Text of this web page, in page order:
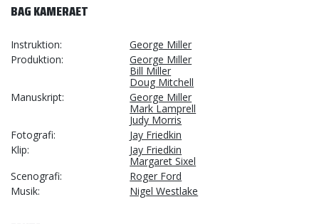
BAG KAMERAET
Instruktion
George Miller
Produktion
George Miller
Bill Miller
Doug Mitchell
Manuskript
George Miller
Mark Lamprell
Judy Morris
Fotografi
Jay Friedkin
Klip
Jay Friedkin
Margaret Sixel
Scenografi
Roger Ford
Musik
Nigel Westlake